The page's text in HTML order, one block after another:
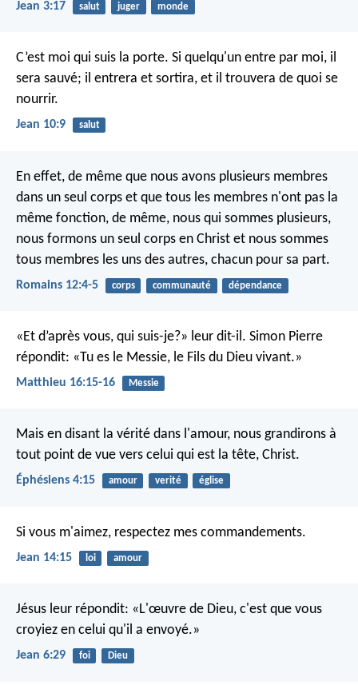
Jean 3:17 salut juger monde
C’est moi qui suis la porte. Si quelqu'un entre par moi, il
sera sauvé; il entrera et sortira, et il trouvera de quoi se
nourrir.
Jean 10:9 salut
En effet, de même que nous avons plusieurs membres
dans un seul corps et que tous les membres n'ont pas la
même fonction, de même, nous qui sommes plusieurs,
nous formons un seul corps en Christ et nous sommes
tous membres les uns des autres, chacun pour sa part.
Romains 12:4-5 corps communauté dépendance
«Et d’après vous, qui suis-je?» leur dit-il. Simon Pierre
répondit: «Tu es le Messie, le Fils du Dieu vivant.»
Matthieu 16:15-16 Messie
Mais en disant la vérité dans l'amour, nous grandirons à
tout point de vue vers celui qui est la tête, Christ.
Éphésiens 4:15 amour verité église
Si vous m'aimez, respectez mes commandements.
Jean 14:15 loi amour
Jésus leur répondit: «L'œuvre de Dieu, c'est que vous
croyiez en celui qu'il a envoyé.»
Jean 6:29 foi Dieu